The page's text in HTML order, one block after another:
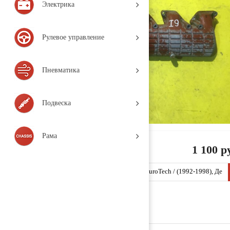
Электрика
Рулевое управление
Пневматика
Подвеска
Рама
1 100
Коллектор впускной 61319303 (I9 / IVECO / EuroTech / (1992-1998), Де